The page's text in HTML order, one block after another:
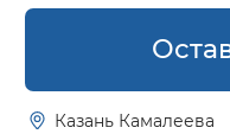
Казань Камалеева